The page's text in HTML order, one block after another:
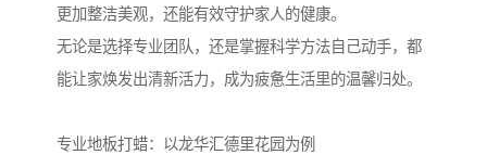
更加整洁美观，还能有效守护家人的健康。
无论是选择专业团队，还是掌握科学方法自己动手，都
能让家焕发出清新活力，成为疲惫生活里的温馨归处。
专业地板打蜡：以龙华汇德里花园为例